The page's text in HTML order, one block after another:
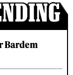
Bardem